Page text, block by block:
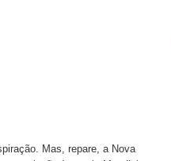
Mas, repare, a Nova